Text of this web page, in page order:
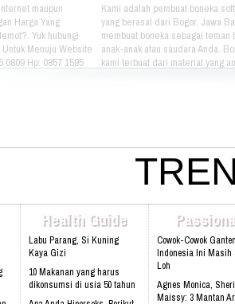
maupun
Harga Yang
Yuk hubungi
Menuju Website
0809 Hp: 0857 1595
Kami adalah pembuat boneka
yang berasal dari Bogor, Jawa
membuat boneka sebagai teman
anak-anak atau saudara Anda.
kami terbuat dari material yang
4080 Email:
Bbm: 7CD899C3 Addresh:
Park, Jl. Raya Babakan Madang
www.athinadolls.com We Bring
To All Children !! Cinta Batik
Ku Indonesia !! Klik Di Sini Untuk
Website Kami
Health Guide
Labu Parang, Si Kuning
Kaya Gizi
10 Makanan yang harus
dikonsumsi di usia 50 tahun
Cowok-Cowok
Indonesia Ini Masih
Loh
Agnes Monica,
Maissy: 3 Mantan